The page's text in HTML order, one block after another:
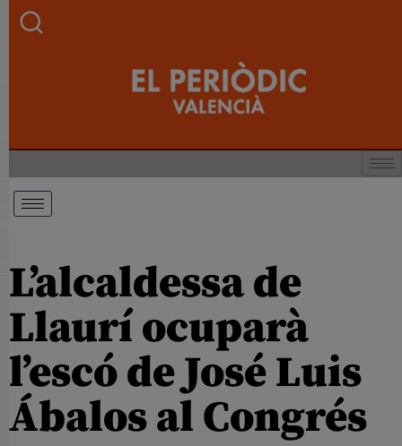
L’alcaldessa de
Llaurí ocuparà
l’escó de José Luis
Ábalos al Congrés